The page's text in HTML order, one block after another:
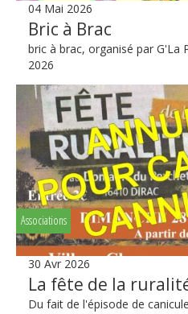
04 Mai 2026
Bric à Brac
bric à brac, organisé par G'La
2026
Associations
30 Avr 2026
La fête de la
Du fait de l'épisode de